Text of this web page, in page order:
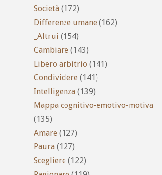
Società (172)
Differenze umane (162)
_Altrui (154)
Cambiare (143)
Libero arbitrio (141)
Condividere (141)
Intelligenza (139)
Mappa cognitivo-emotivo-motiva
(135)
Amare (127)
Paura (127)
Scegliere (122)